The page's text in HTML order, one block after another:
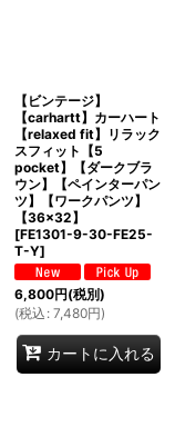
【ビンテージ】
【carhartt】カーハート
【relaxed fit】リラック
スフィット【5
pocket】【ダークブラ
ウン】【ペインターパン
ツ】【ワークパンツ】
【36×32】
[FE1301-9-30-FE25-
T-Y]
6,800円(税別)
(税込 : 7,480円)
カートに入れる